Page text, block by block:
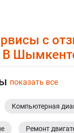
с
В
показать все
Компьютерная
Ремонт